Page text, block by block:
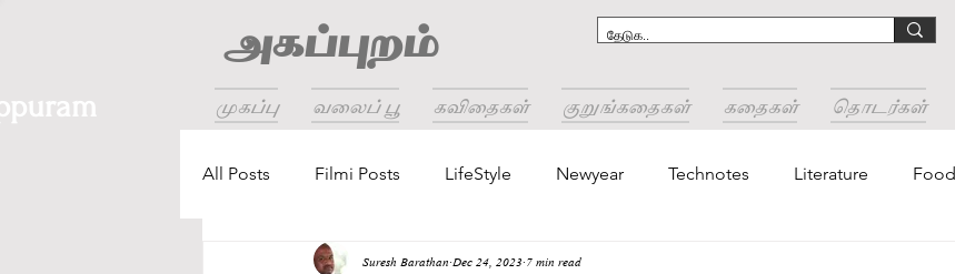
அகப்புறம்
முகப்பு வலைப் பூ கவிதைகள் குறுங்கதைகள் கதைகள் தொடர்கள்
All Posts Filmi Posts LifeStyle Newyear Technotes Literature Food
Suresh Barathan Dec 24, 2023 7 min read